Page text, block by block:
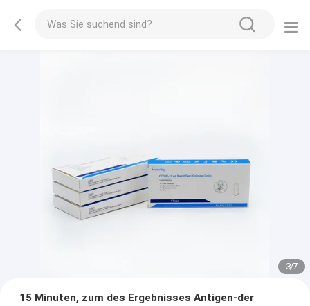
3/7
15 Minuten, zum des Ergebnisses Antigen-der